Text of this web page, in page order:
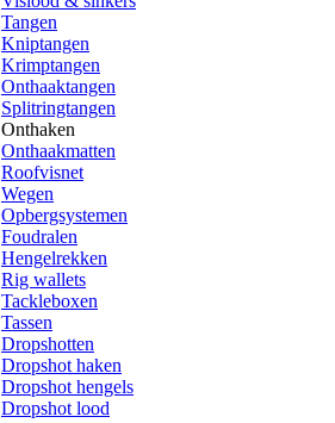
Tangen
Kniptangen
Krimptangen
Onthaaktangen
Splitringtangen
Onthaken
Onthaakmatten
Roofvisnet
Wegen
Opbergsystemen
Foudralen
Hengelrekken
Rig wallets
Tackleboxen
Tassen
Dropshotten
Dropshot haken
Dropshot hengels
Dropshot lood